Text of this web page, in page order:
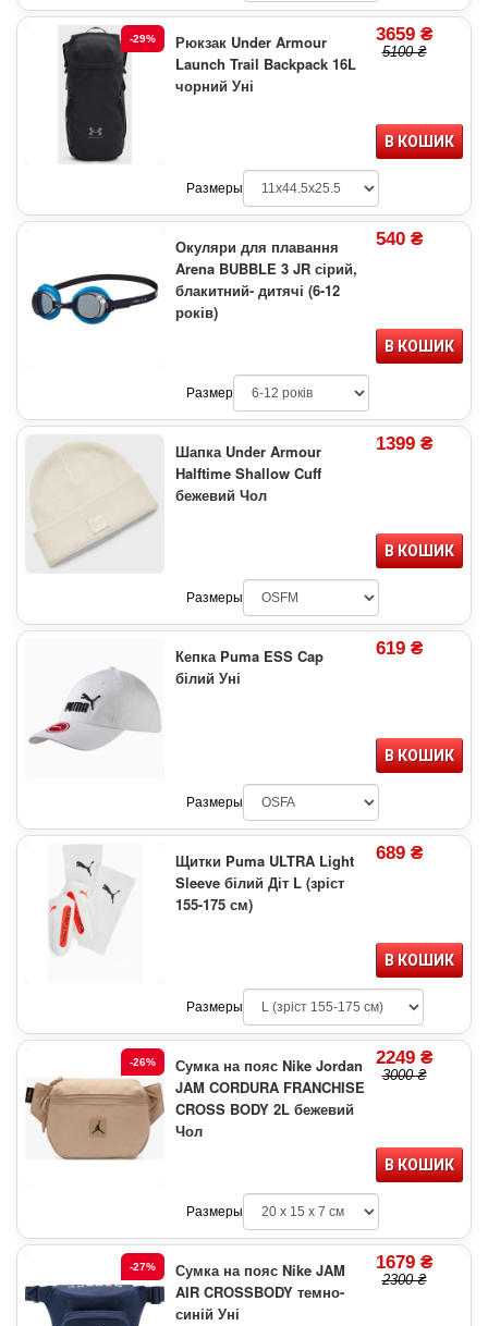
-29%
Рюкзак Under Armour
Launch Trail Backpack 16L
чорний Уні
3659 ₴
5100 ₴
В КОШИК
Размеры
Окуляри для плавання
Arena BUBBLE 3 JR сірий,
блакитний- дитячі (6-12
років)
540 ₴
В КОШИК
Размер
Шапка Under Armour
Halftime Shallow Cuff
бежевий Чол
1399 ₴
В КОШИК
Размеры
Кепка Puma ESS Cap
білий Уні
619 ₴
В КОШИК
Размеры
Щитки Puma ULTRA Light
Sleeve білий Діт L (зріст
155-175 см)
689 ₴
В КОШИК
Размеры
-26%
Сумка на пояс Nike Jordan
JAM CORDURA FRANCHISE
CROSS BODY 2L бежевий
Чол
2249 ₴
3000 ₴
В КОШИК
Размеры
-27%
Сумка на пояс Nike JAM
AIR CROSSBODY темно-
синій Уні
1679 ₴
2300 ₴